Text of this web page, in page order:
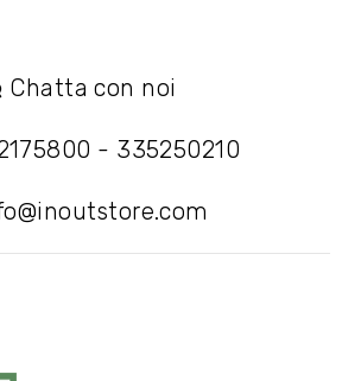
Chatta con noi
- 335250210